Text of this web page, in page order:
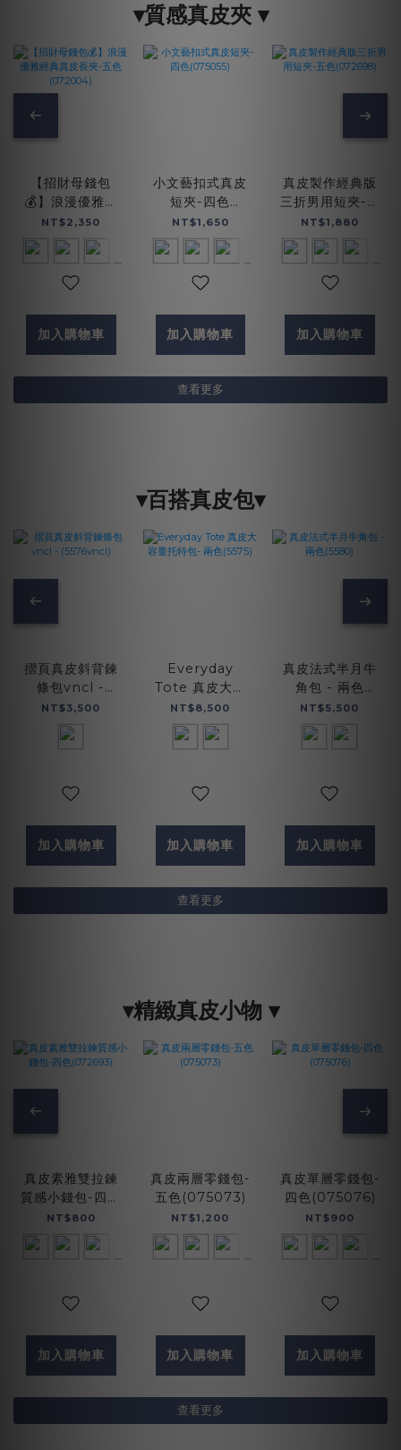
▾質感真皮夾 ▾
【招財母錢包
💰】浪漫優雅經
典真皮長夾-五色
(072004)
NT$2,350
加入購物車
小文藝扣式真皮
短夾-四色
(075055)
NT$1,650
加入購物車
真皮製作經典版
三折男用短夾-五
色(072698)
NT$1,880
加入購物車
查看更多
▾百搭真皮包▾
摺頁真皮斜背鍊
條包vncl -
(5576vncl)
NT$3,500
加入購物車
Everyday
Tote 真皮大容
量托特包- 兩色
(5575)
NT$8,500
加入購物車
真皮法式半月牛
角包 - 兩色
(5580)
NT$5,500
加入購物車
查看更多
▾精緻真皮小物 ▾
真皮素雅雙拉鍊
質感小錢包-四色
(072693)
NT$800
加入購物車
真皮兩層零錢包-
五色(075073)
NT$1,200
加入購物車
真皮單層零錢包-
四色(075076)
NT$900
加入購物車
查看更多